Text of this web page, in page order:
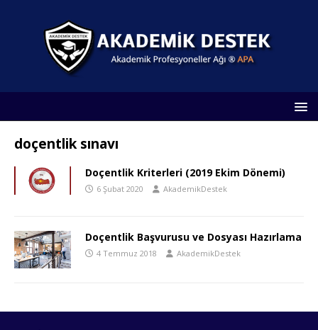
doçentlik sınavı
Doçentlik Kriterleri (2019 Ekim Dönemi)
6 Şubat 2020 AkademikDestek
Doçentlik Başvurusu ve Dosyası Hazırlama
4 Temmuz 2018 AkademikDestek